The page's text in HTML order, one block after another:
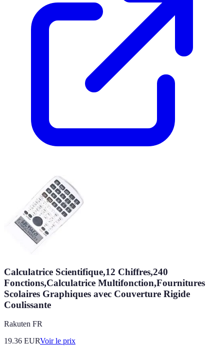
Calculatrice Scientifique,12 Chiffres,240
Fonctions,Calculatrice Multifonction,Fournitures
Scolaires Graphiques avec Couverture Rigide
Coulissante
Rakuten FR
19.36 EURVoir le prix